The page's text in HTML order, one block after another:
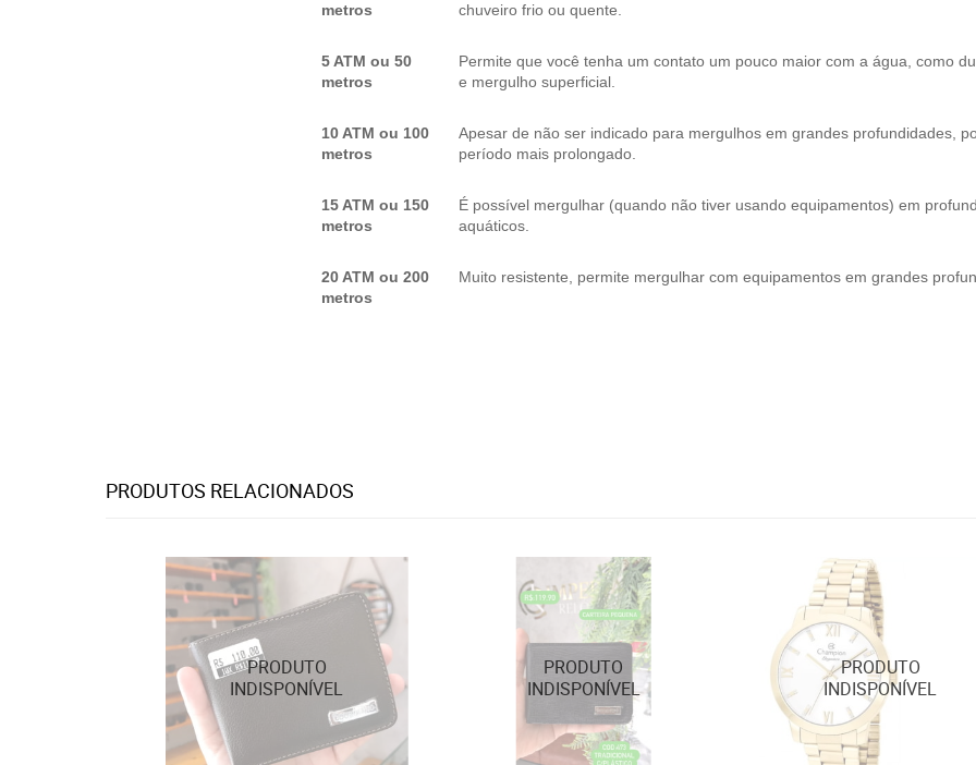
metros
chuveiro frio ou quente.
5 ATM ou 50
metros
Permite que você tenha um contato um pouco maior com a água, como
e mergulho superficial.
10 ATM ou 100
metros
Apesar de não ser indicado para mergulhos em grandes profundidades,
período mais prolongado.
15 ATM ou 150
metros
É possível mergulhar (quando não tiver usando equipamentos) em
aquáticos.
20 ATM ou 200
metros
Muito resistente, permite mergulhar com equipamentos em grandes
PRODUTOS RELACIONADOS